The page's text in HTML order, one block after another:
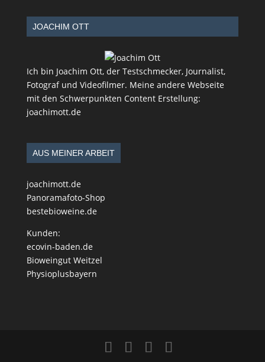
JOACHIM OTT
Ich bin Joachim Ott, der Testschmecker, Journalist,
Fotograf und Videofilmer. Meine andere Webseite
mit den Schwerpunkten Content Erstellung:
joachimott.de
AUS MEINER ARBEIT
joachimott.de
Panoramafoto-Shop
bestebioweine.de
Kunden:
ecovin-baden.de
Bioweingut Weitzel
Physioplusbayern